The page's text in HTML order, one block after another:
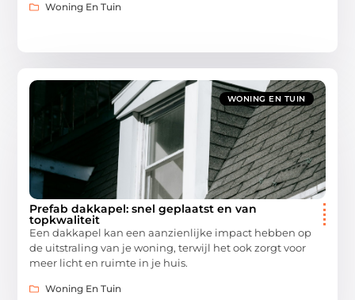
Woning En Tuin
WONING EN TUIN
Prefab dakkapel: snel geplaatst en van
topkwaliteit
Een dakkapel kan een aanzienlijke impact hebben op
de uitstraling van je woning, terwijl het ook zorgt voor
meer licht en ruimte in je huis.
Woning En Tuin